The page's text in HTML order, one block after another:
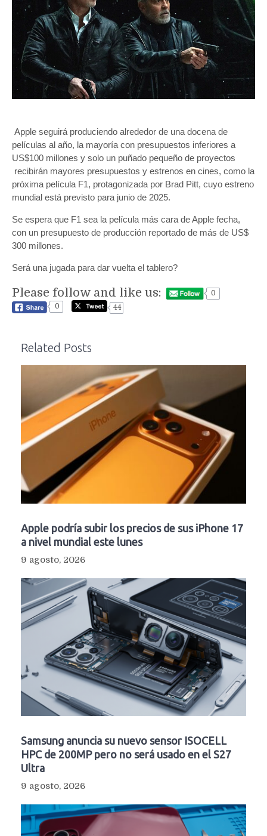
Apple seguirá produciendo alrededor de una docena de
películas al año, la mayoría con presupuestos inferiores a
US$100 millones y solo un puñado pequeño de proyectos
recibirán mayores presupuestos y estrenos en cines, como la
próxima película F1, protagonizada por Brad Pitt, cuyo estreno
mundial está previsto para junio de 2025.
Se espera que F1 sea la película más cara de Apple fecha,
con un presupuesto de producción reportado de más de US$
300 millones.
Será una jugada para dar vuelta el tablero?
Please follow and like us:
0
0
44
Related Posts
Apple podría subir los precios de sus iPhone 17
a nivel mundial este lunes
9 agosto, 2026
Samsung anuncia su nuevo sensor ISOCELL
HPC de 200MP pero no será usado en el S27
Ultra
9 agosto, 2026